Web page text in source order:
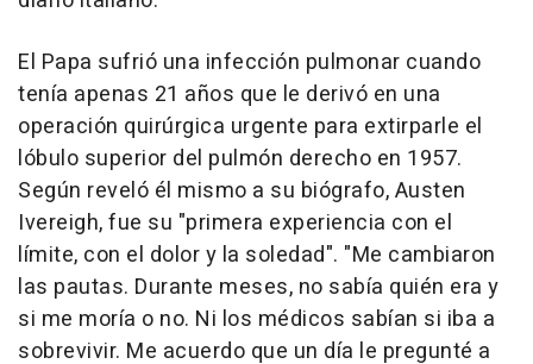
El Papa sufrió una infección pulmonar cuando
tenía apenas 21 años que le derivó en una
operación quirúrgica urgente para extirparle el
lóbulo superior del pulmón derecho en 1957.
Según reveló él mismo a su biógrafo, Austen
Ivereigh, fue su "primera experiencia con el
límite, con el dolor y la soledad". "Me cambiaron
las pautas. Durante meses, no sabía quién era y
si me moría o no. Ni los médicos sabían si iba a
sobrevivir. Me acuerdo que un día le pregunté a